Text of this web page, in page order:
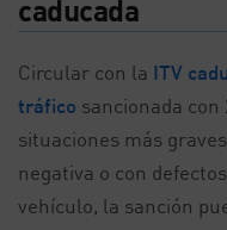
caducada
Circular con la ITV
tráfico sancionada
situaciones más
negativa o con
vehículo, la sanción